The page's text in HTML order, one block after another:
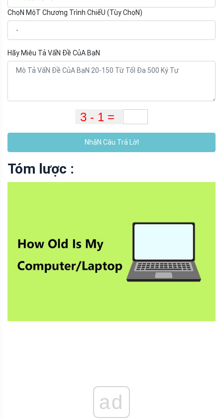
ChọN MộT Chương Trình ChiếU (Tùy ChọN)
Hãy Miêu Tả VấN Đề CủA BạN
NhậN Câu Trả LờI
Tóm lược :
ad